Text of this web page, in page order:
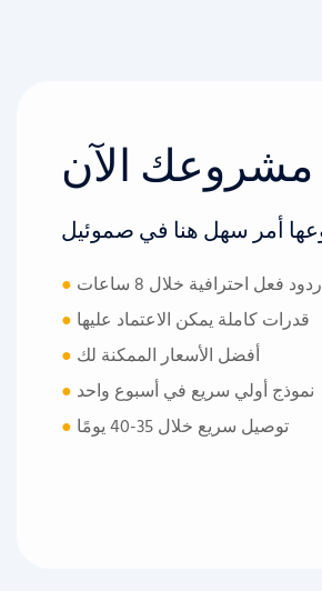
●
ردود فعل احترافية خلال 8 ساعات
● قدرات كاملة يمكن الاعتماد عليها
● أفضل الأسعار الممكنة لك
● نموذج أولي سريع في أسبوع واحد
●
توصيل سريع خلال 35-40 يومًا